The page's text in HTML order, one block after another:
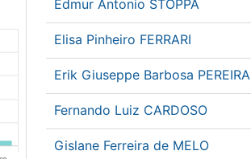
Edmur Antonio STOPPA
Elisa Pinheiro FERRARI
Erik Giuseppe Barbosa PEREIRA
Fernando Luiz CARDOSO
Gislane Ferreira de MELO